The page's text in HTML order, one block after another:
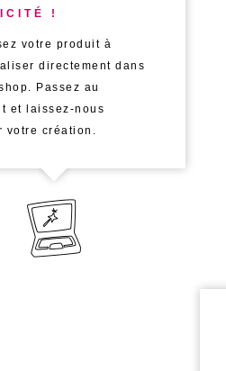
!
votre produit à
directement dans
Passez au
et laissez-nous
votre création.